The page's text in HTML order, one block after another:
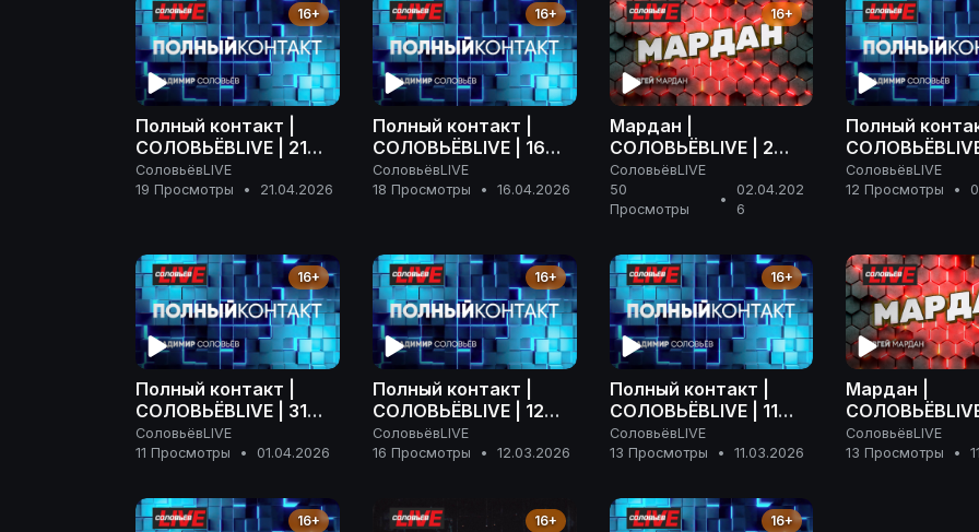
16+
Полный контакт |
СОЛОВЬЁВLIVE | 21
апреля 2026 года
СоловьёвLIVE
19 Просмотры
• 21.04.2026
16+
Полный контакт |
СОЛОВЬЁВLIVE | 16
апреля 2026 года
СоловьёвLIVE
18 Просмотры
• 16.04.2026
16+
Мардан |
СОЛОВЬЁВLIVE | 2
апреля 2026 года
СоловьёвLIVE
50
Просмотры
•
02.04.202
6
Полный
апреля 2026
СоловьёвLIVE
12 Просмотры
•
16+
Полный контакт |
СОЛОВЬЁВLIVE | 31
марта 2026 года
СоловьёвLIVE
11 Просмотры
• 01.04.2026
16+
Полный контакт |
СОЛОВЬЁВLIVE | 12
марта 2026 года
СоловьёвLIVE
16 Просмотры
• 12.03.2026
16+
Полный контакт |
СОЛОВЬЁВLIVE | 11
марта 2026 года
СоловьёвLIVE
13 Просмотры
• 11.03.2026
Мардан |
марта 2026
СоловьёвLIVE
13 Просмотры
•
16+ 16+ 16+